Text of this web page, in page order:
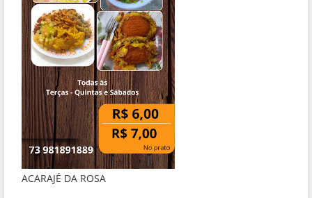
ACARAJÉ DA ROSA